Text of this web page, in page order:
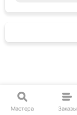
Мастера Заказы